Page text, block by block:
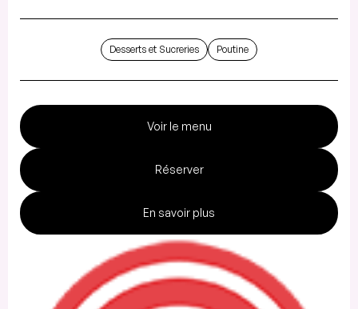
Desserts et Sucreries Poutine
Voir le menu
Réserver
En savoir plus